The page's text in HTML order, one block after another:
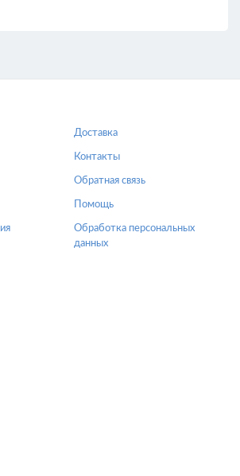
Доставка
Контакты
Обратная связь
Помощь
Обработка персональных
данных